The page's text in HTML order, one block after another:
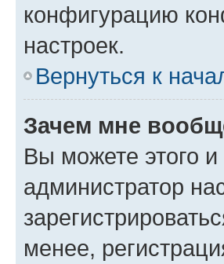
конфигурацию
настроек.
Вернуться к
Зачем мне
Вы можете этого и
администратор
менее,